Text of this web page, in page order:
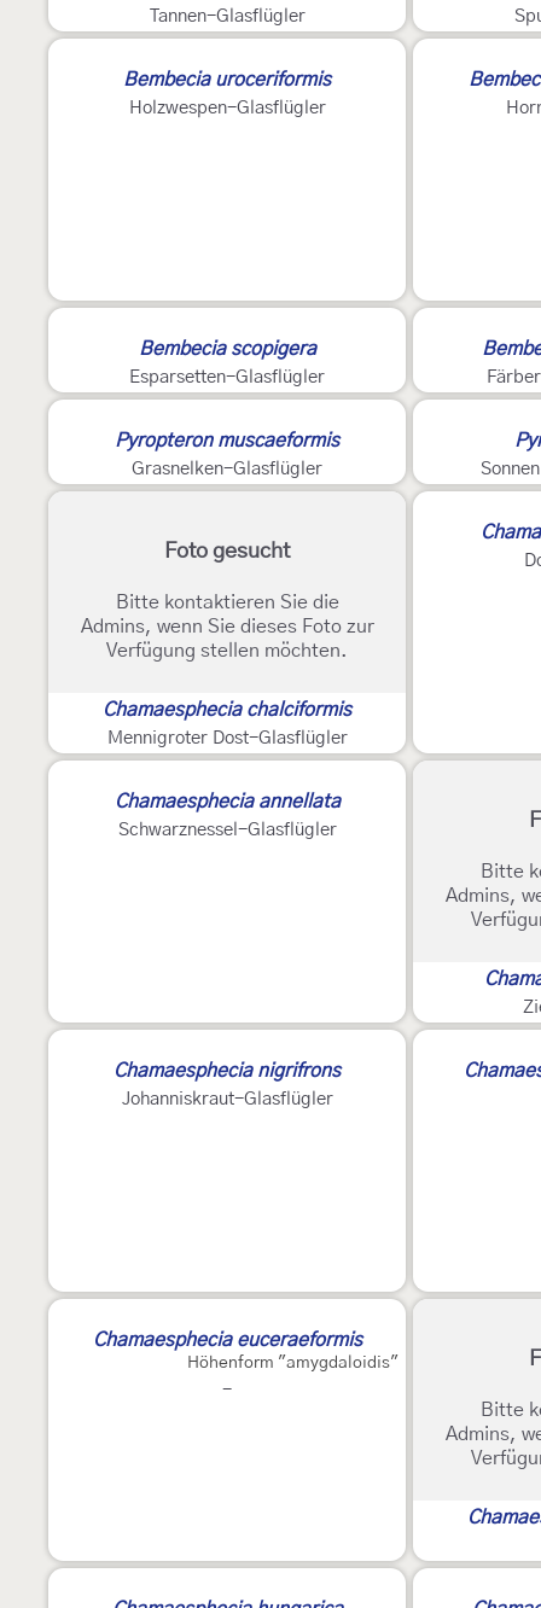
Tannen-Glasflügler
Bembecia uroceriformis
Holzwespen-Glasflügler
Bembecia scopigera
Esparsetten-Glasflügler
Pyropteron muscaeformis
Grasnelken-Glasflügler
Foto gesucht
Bitte kontaktieren Sie die
Admins, wenn Sie dieses Foto zur
Verfügung stellen möchten.
Chamaesphecia chalciformis
Mennigroter Dost-Glasflügler
Chamaesphecia annellata
Schwarznessel-Glasflügler
Bitte
Admins,
Chamaesphecia nigrifrons
Johanniskraut-Glasflügler
Chamaesphecia euceraeformis
Höhenform "amygdaloidis"
-
Bitte
Admins,